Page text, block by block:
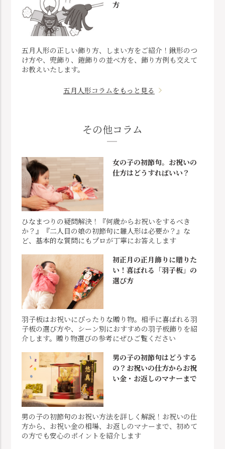
方
五月人形の正しい飾り方、しまい方をご紹介！鍬形のつ
け方や、兜飾り、鎧飾りの並べ方を、飾り方例も交えて
お教えいたします。
五月人形コラムをもっと見る
その他コラム
女の子の初節句。お祝いの
仕方はどうすればいい？
ひなまつりの疑問解決！『何歳からお祝いをするべき
か？』『二人目の娘の初節句に雛人形は必要か？』な
ど、基本的な質問にもプロが丁寧にお答えします
初正月の正月飾りに贈りた
い！喜ばれる「羽子板」の
選び方
羽子板はお祝いにぴったりな贈り物。相手に喜ばれる羽
子板の選び方や、シーン別におすすめの羽子板飾りを紹
介します。贈り物選びの参考にぜひご覧ください
男の子の初節句はどうする
の？お祝いの仕方からお祝
い金・お返しのマナーまで
男の子の初節句のお祝い方法を詳しく解説！お祝いの仕
方から、お祝い金の相場、お返しのマナーまで、初めて
の方でも安心のポイントを紹介します